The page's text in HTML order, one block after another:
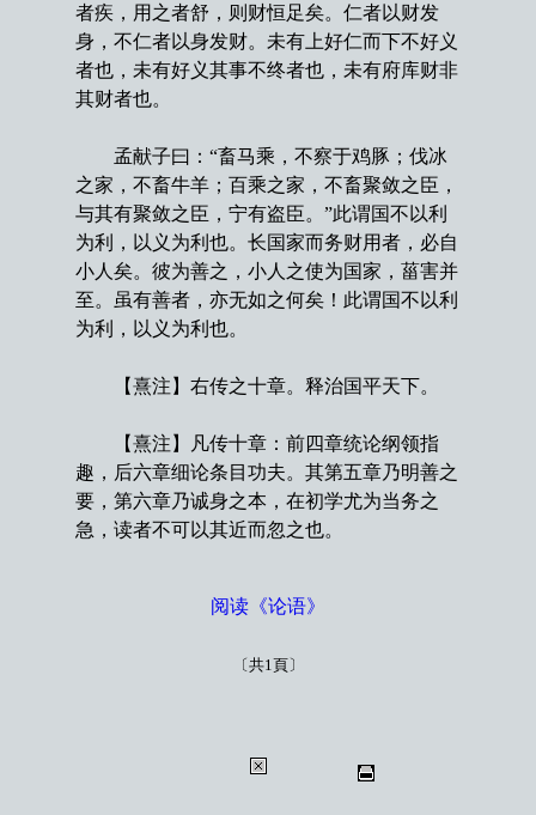
者疾，用之者舒，则财恒足矣。仁者以财发
身，不仁者以身发财。未有上好仁而下不好义
者也，未有好义其事不终者也，未有府库财非
其财者也。
孟献子曰：“畜马乘，不察于鸡豚；伐冰
之家，不畜牛羊；百乘之家，不畜聚敛之臣，
与其有聚敛之臣，宁有盗臣。”此谓国不以利
为利，以义为利也。长国家而务财用者，必自
小人矣。彼为善之，小人之使为国家，菑害并
至。虽有善者，亦无如之何矣！此谓国不以利
为利，以义为利也。
【熹注】右传之十章。释治国平天下。
【熹注】凡传十章：前四章统论纲领指
趣，后六章细论条目功夫。其第五章乃明善之
要，第六章乃诚身之本，在初学尤为当务之
急，读者不可以其近而忽之也。
阅读《论语》
〔共1頁〕